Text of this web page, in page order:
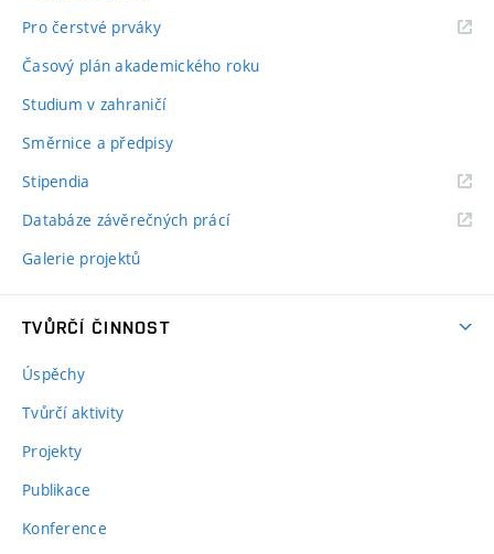
Pro čerstvé prváky
Časový plán akademického roku
Studium v zahraničí
Směrnice a předpisy
Stipendia
Databáze závěrečných prácí
Galerie projektů
TVŮRČÍ ČINNOST
Úspěchy
Tvůrčí aktivity
Projekty
Publikace
Konference